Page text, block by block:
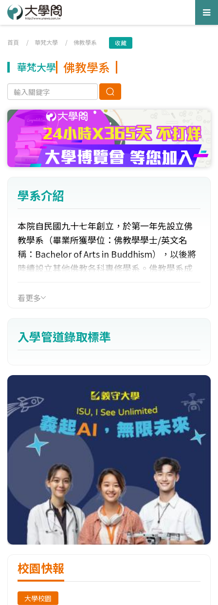
首頁 / 華梵大學 / 佛教學系 收藏
華梵大學 佛教學系
學系介紹
本院自民國九十七年創立，於第一年先設立佛
教學系（畢業所獲學位：佛教學學士/英文名
稱：Bachelor of Arts in Buddhism），以後將
陸續設立其他佛教各科專修學系。佛教學系成
科技學系攻讀輔系、雙學士學位，或透過
究所博士班，以最短的修業時間，完成學、
碩、博士的完整佛教教育。
看更多
入學管道錄取標準
校園快報
大學校園